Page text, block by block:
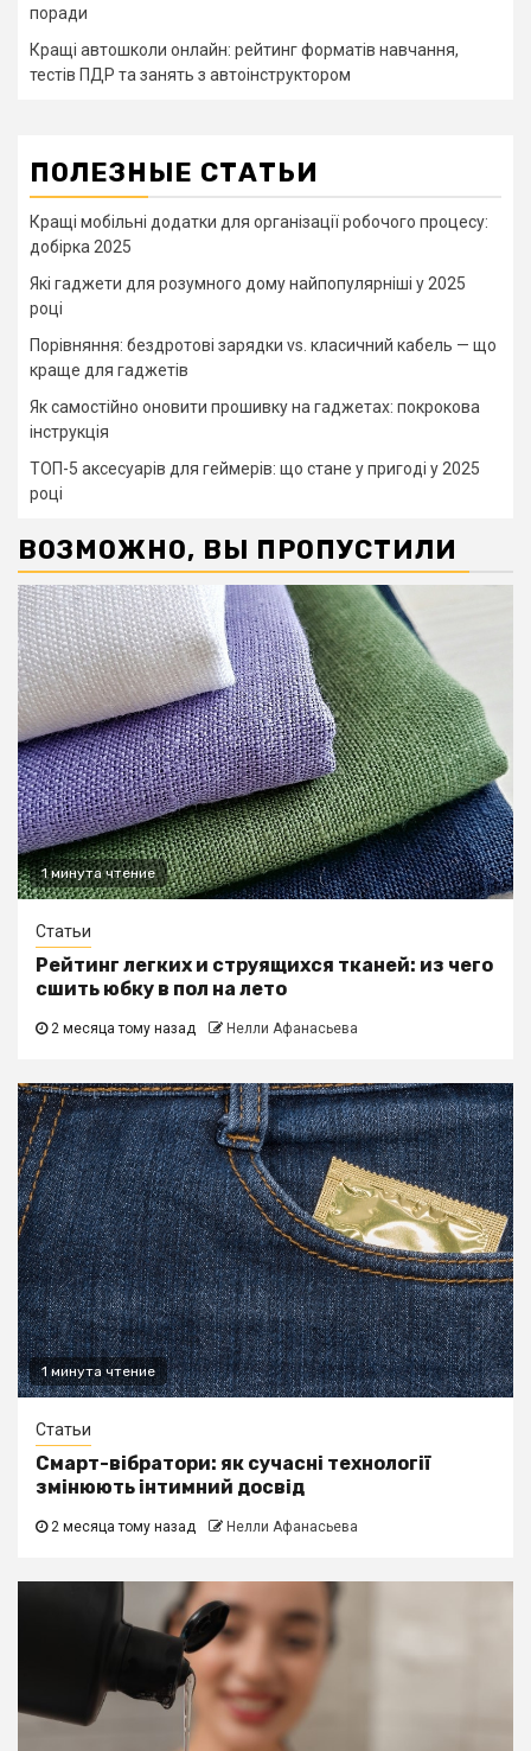
поради
Кращі автошколи онлайн: рейтинг форматів навчання,
тестів ПДР та занять з автоінструктором
ПОЛЕЗНЫЕ СТАТЬИ
Кращі мобільні додатки для організації робочого процесу:
добірка 2025
Які гаджети для розумного дому найпопулярніші у 2025
році
Порівняння: бездротові зарядки vs. класичний кабель — що
краще для гаджетів
Як самостійно оновити прошивку на гаджетах: покрокова
інструкція
ТОП-5 аксесуарів для геймерів: що стане у пригоді у 2025
році
ВОЗМОЖНО, ВЫ ПРОПУСТИЛИ
1 минута чтение
Статьи
Рейтинг легких и струящихся тканей: из чего
сшить юбку в пол на лето
2 месяца тому назад Нелли Афанасьева
1 минута чтение
Статьи
Смарт-вібратори: як сучасні технології
змінюють інтимний досвід
2 месяца тому назад Нелли Афанасьева